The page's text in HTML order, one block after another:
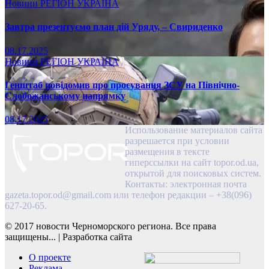
Новини РЕГІОН УКРАЇНА
Завтра презентуємо план дій Уряду, – Свириденко
08.17.2025
НовиниРЕГІОНУКРАЇНА
Генштаб повідомив про просування ЗСУ на Північно-
Слобожанському напрямку
08.17.2025
Использование материалов сайта
разрешается при условии
размещения в тексте
гиперссылки на сайт topor.od.ua,
открытой для поисковых систем.
Контакты: электронная почта
gazeta.topor.od@gmail.com или телефон редакции – +38(096)
627-20-65.
© 2017 новости Черноморского региона. Все права
защищены... | Разработка сайта
О проекте